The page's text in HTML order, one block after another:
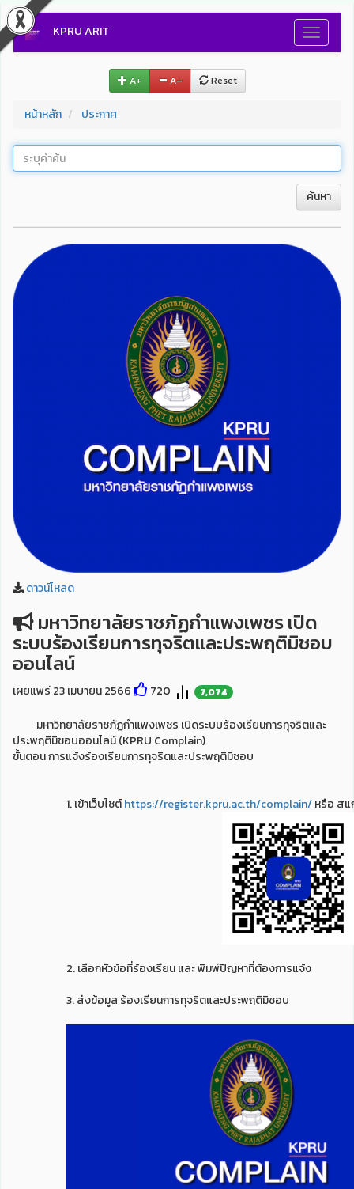
Toggle
KPRU ARIT
A+ A– Reset
หน้าหลัก ประกาศ
ค้นหา
ดาวน์โหลด
มหาวิทยาลัยราชภัฏกำแพงเพชร เปิด
ระบบร้องเรียนการทุจริตและประพฤติมิชอบ
ออนไลน์
เผยแพร่ 23 เมษายน 2566 720 7,074
มหาวิทยาลัยราชภัฏกำแพงเพชร เปิดระบบร้องเรียนการทุจริตและ
ประพฤติมิชอบออนไลน์ (KPRU Complain)
ขั้นตอน การแจ้งร้องเรียนการทุจริตและประพฤติมิชอบ
1. เข้าเว็บไชต์https://register.kpru.ac.th/complain/หรือ สแ
2. เลือกหัวข้อที่ร้องเรียน และ พิมพ์ปัญหาที่ต้องการแจ้ง
3. ส่งข้อมูล ร้องเรียนการทุจริตและประพฤติมิชอบ